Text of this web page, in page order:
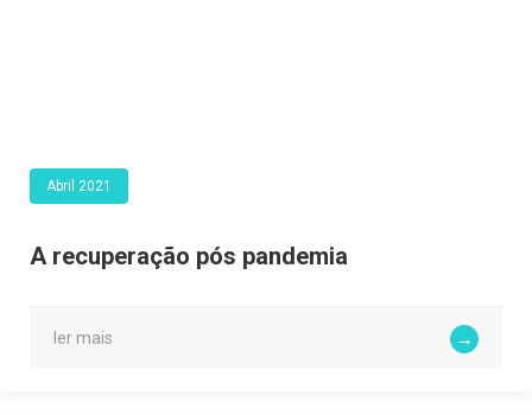
Abril 2021
A recuperação pós pandemia
ler mais